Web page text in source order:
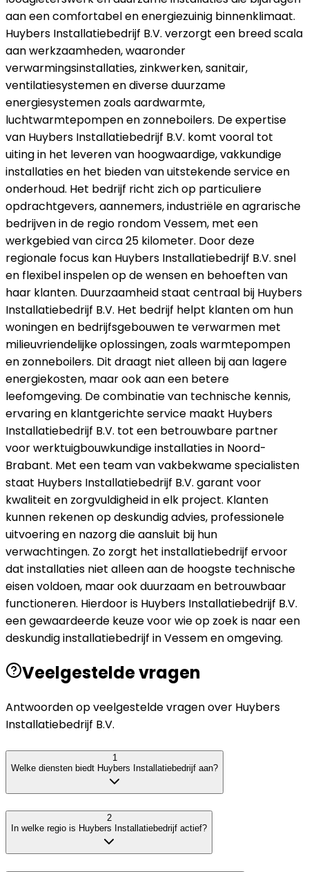
aan een comfortabel en energiezuinig binnenklimaat.
Huybers Installatiebedrijf B.V. verzorgt een breed scala
aan werkzaamheden, waaronder
verwarmingsinstallaties, zinkwerken, sanitair,
ventilatiesystemen en diverse duurzame
energiesystemen zoals aardwarmte,
luchtwarmtepompen en zonneboilers. De expertise
van Huybers Installatiebedrijf B.V. komt vooral tot
uiting in het leveren van hoogwaardige, vakkundige
installaties en het bieden van uitstekende service en
onderhoud. Het bedrijf richt zich op particuliere
opdrachtgevers, aannemers, industriële en agrarische
bedrijven in de regio rondom Vessem, met een
werkgebied van circa 25 kilometer. Door deze
regionale focus kan Huybers Installatiebedrijf B.V. snel
en flexibel inspelen op de wensen en behoeften van
haar klanten. Duurzaamheid staat centraal bij Huybers
Installatiebedrijf B.V. Het bedrijf helpt klanten om hun
woningen en bedrijfsgebouwen te verwarmen met
milieuvriendelijke oplossingen, zoals warmtepompen
en zonneboilers. Dit draagt niet alleen bij aan lagere
energiekosten, maar ook aan een betere
leefomgeving. De combinatie van technische kennis,
ervaring en klantgerichte service maakt Huybers
Installatiebedrijf B.V. tot een betrouwbare partner
voor werktuigbouwkundige installaties in Noord-
Brabant. Met een team van vakbekwame specialisten
staat Huybers Installatiebedrijf B.V. garant voor
kwaliteit en zorgvuldigheid in elk project. Klanten
kunnen rekenen op deskundig advies, professionele
uitvoering en nazorg die aansluit bij hun
verwachtingen. Zo zorgt het installatiebedrijf ervoor
dat installaties niet alleen aan de hoogste technische
eisen voldoen, maar ook duurzaam en betrouwbaar
functioneren. Hierdoor is Huybers Installatiebedrijf B.V.
een gewaardeerde keuze voor wie op zoek is naar een
deskundig installatiebedrijf in Vessem en omgeving.
Veelgestelde vragen
Antwoorden op veelgestelde vragen over Huybers
Installatiebedrijf B.V.
1
Welke diensten biedt Huybers Installatiebedrijf aan?
2
In welke regio is Huybers Installatiebedrijf actief?